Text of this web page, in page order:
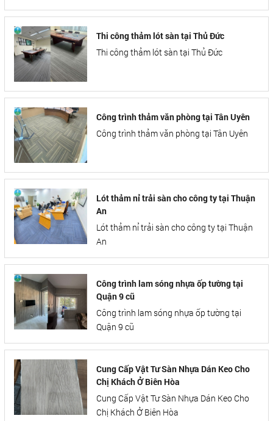
Thi công thảm lót sàn tại Thủ Đức
Thi công thảm lót sàn tại Thủ Đức
Công trình thảm văn phòng tại Tân Uyên
Công trình thảm văn phòng tại Tân Uyên
Lót thảm nỉ trải sàn cho công ty tại Thuận
An
Lót thảm nỉ trải sàn cho công ty tại Thuận
An
Công trình lam sóng nhựa ốp tường tại
Quận 9 cũ
Công trình lam sóng nhựa ốp tường tại
Quận 9 cũ
Cung Cấp Vật Tư Sàn Nhựa Dán Keo Cho
Chị Khách Ở Biên Hòa
Cung Cấp Vật Tư Sàn Nhựa Dán Keo Cho
Chị Khách Ở Biên Hòa